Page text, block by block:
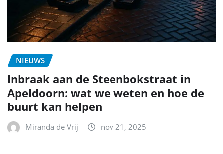
NIEUWS
Inbraak aan de Steenbokstraat in
Apeldoorn: wat we weten en hoe de
buurt kan helpen
Miranda de Vrij nov 21, 2025